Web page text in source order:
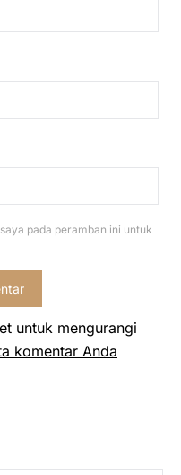
pada peramban ini untuk
untuk mengurangi
komentar Anda